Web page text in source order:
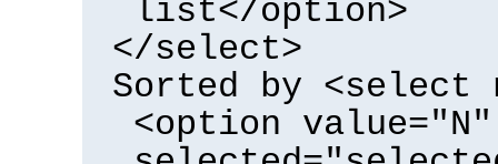
list</option>
</select>
Sorted by <select
<option value="N"